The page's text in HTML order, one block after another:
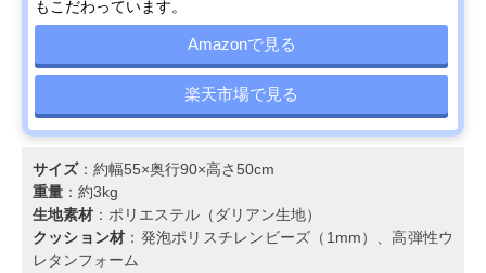
もこだわっています。
Amazonで見る
楽天市場で見る
サイズ：約幅55×奥行90×高さ50cm
重量 ：約3kg
生地素材 ：ポリエステル（ダリアン生地）
クッション材 ：発泡ポリスチレンビーズ（1mm）、高弾性ウ
レタンフォーム